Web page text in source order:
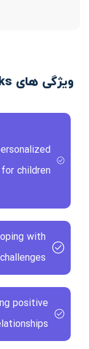
ویژگی های StoryBooks
children
with
challenges
positive